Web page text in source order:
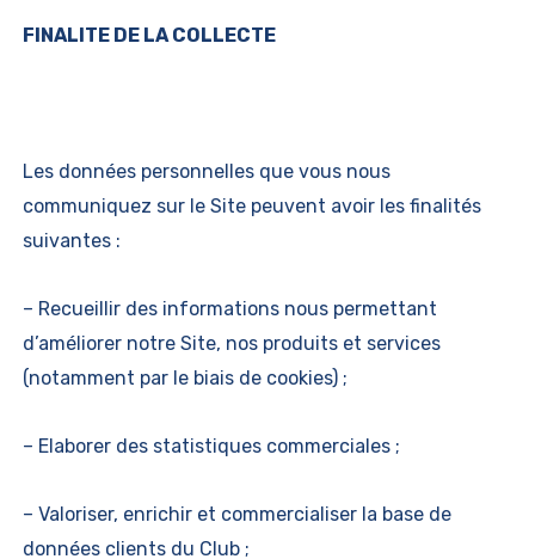
FINALITE DE LA COLLECTE
Les données personnelles que vous nous
communiquez sur le Site peuvent avoir les finalités
suivantes :
– Recueillir des informations nous permettant
d’améliorer notre Site, nos produits et services
(notamment par le biais de cookies) ;
– Elaborer des statistiques commerciales ;
– Valoriser, enrichir et commercialiser la base de
données clients du Club ;